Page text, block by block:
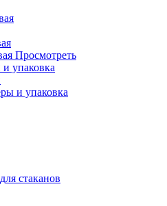
Просмотреть
упаковка
и упаковка
стаканов